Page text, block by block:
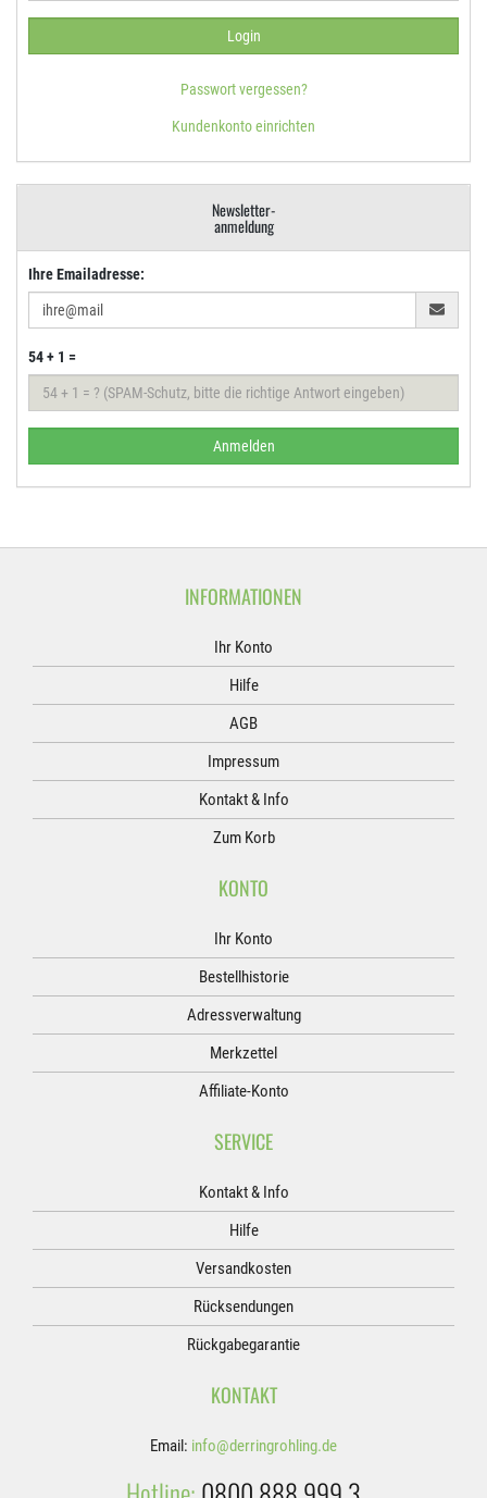
Passwort vergessen?
Kundenkonto einrichten
Newsletter-
anmeldung
Ihre Emailadresse:
54 + 1 =
Anmelden
INFORMATIONEN
Ihr Konto
Hilfe
AGB
Impressum
Kontakt & Info
Zum Korb
KONTO
Ihr Konto
Bestellhistorie
Adressverwaltung
Merkzettel
Affiliate-Konto
SERVICE
Kontakt & Info
Hilfe
Versandkosten
Rücksendungen
Rückgabegarantie
KONTAKT
Email: info@derringrohling.de